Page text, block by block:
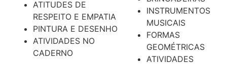
ATITUDES DE
RESPEITO E EMPATIA
PINTURA E DESENHO
ATIVIDADES NO
CADERNO
INSTRUMENTOS
MUSICAIS
FORMAS
GEOMÉTRICAS
ATIVIDADES